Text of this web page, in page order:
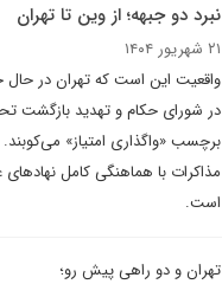
نبرد دو جبهه؛ از وین تا تهران
۲۱ شهریور ۱۴۰۴
واقعیت این است که تهران در حال
در شورای حکام و تهدید بازگشت
برچسب «واگذاری امتیاز»
مذاکرات با هماهنگی کامل
است.
تهران و دو راهی پیش رو؛